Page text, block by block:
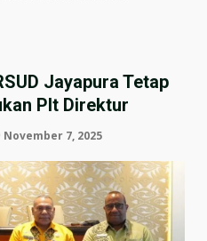
Jayapura Tetap
Plt Direktur
November 7, 2025